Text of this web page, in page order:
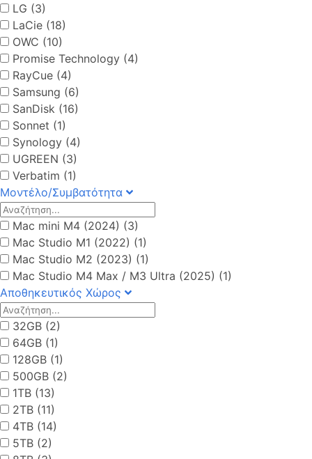
LG (3)
LaCie (18)
OWC (10)
Promise Technology (4)
RayCue (4)
Samsung (6)
SanDisk (16)
Sonnet (1)
Synology (4)
UGREEN (3)
Verbatim (1)
Μοντέλο/Συμβατότητα
Mac mini M4 (2024) (3)
Mac Studio M1 (2022) (1)
Mac Studio M2 (2023) (1)
Mac Studio M4 Max / M3 Ultra (2025) (1)
Αποθηκευτικός Χώρος
32GB (2)
64GB (1)
128GB (1)
500GB (2)
1TB (13)
2TB (11)
4TB (14)
5TB (2)